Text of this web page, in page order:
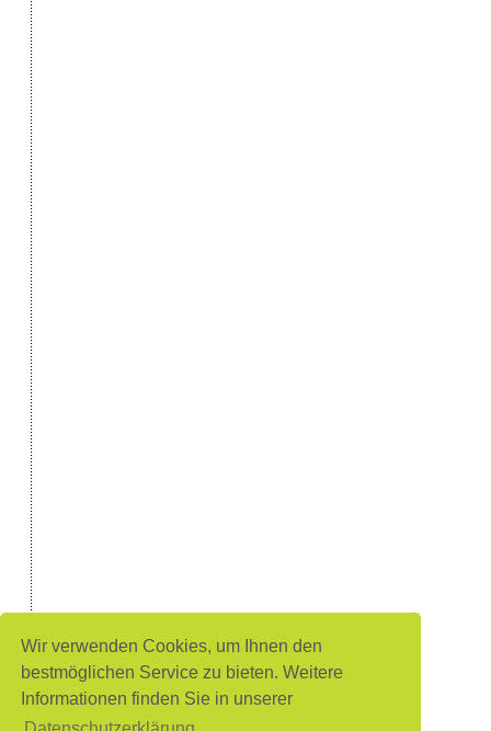
Wir verwenden Cookies, um Ihnen den
bestmöglichen Service zu bieten. Weitere
Informationen finden Sie in unserer